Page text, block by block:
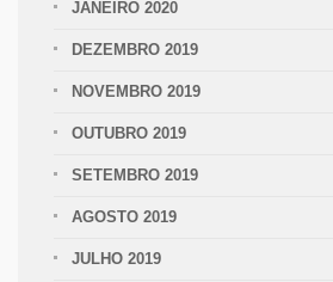
JANEIRO 2020
DEZEMBRO 2019
NOVEMBRO 2019
OUTUBRO 2019
SETEMBRO 2019
AGOSTO 2019
JULHO 2019